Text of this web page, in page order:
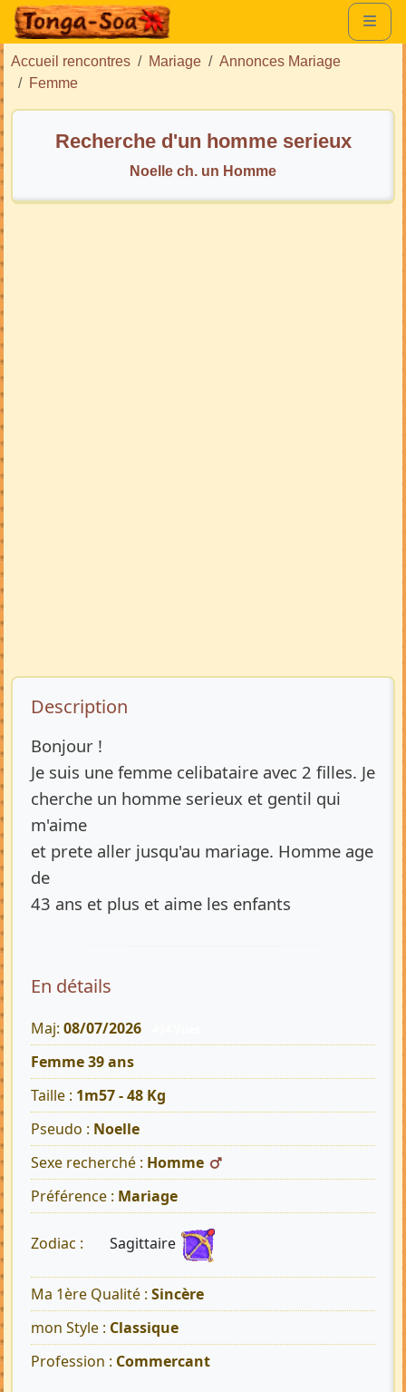
Accueil rencontres Mariage
Annonces Mariage
Femme
Recherche d'un homme serieux
Noelle ch. un Homme
Description de l’annonce
Description
Bonjour !
Je suis une femme celibataire avec 2 filles. Je
cherche un homme serieux et gentil qui
m'aime
et prete aller jusqu'au mariage. Homme age
de
43 ans et plus et aime les enfants
En détails
Maj: 08/07/2026
Femme 39 ans
Taille : 1m57 - 48 Kg
Pseudo : Noelle
Sexe recherché : Homme
Préférence : Mariage
Zodiac : Sagittaire
Ma 1ère Qualité : Sincère
mon Style : Classique
Profession : Commercant